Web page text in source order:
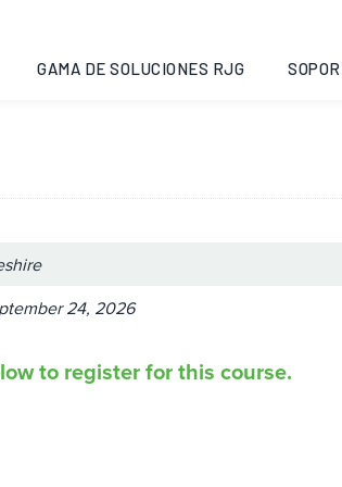
GAMA DE SOLUCIONES RJG
09-21
24, 2026
to register for this course.